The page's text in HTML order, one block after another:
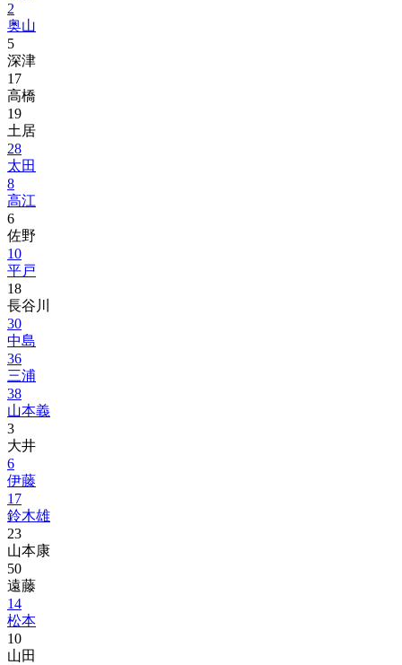
2
奥山
5
深津
17
高橋
19
土居
28
太田
8
高江
6
佐野
10
平戸
18
長谷川
30
中島
36
三浦
38
山本義
3
大井
6
伊藤
17
鈴木雄
23
山本康
50
遠藤
14
松本
10
山田